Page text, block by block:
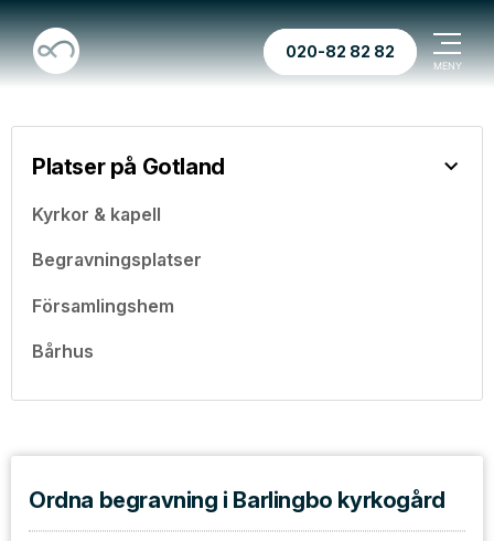
020-82 82 82
Platser på Gotland
Kyrkor & kapell
Begravningsplatser
Församlingshem
Bårhus
Ordna begravning i Barlingbo kyrkogård